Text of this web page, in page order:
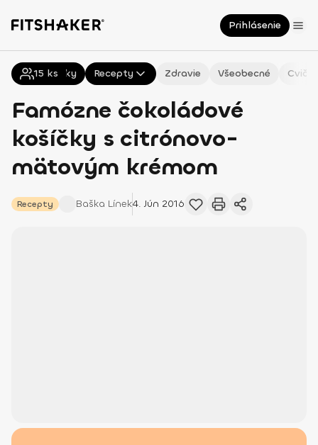
Prihlásenie
Všetky Recepty Zdravie Všeobecné
Famózne čokoládové
košíčky s citrónovo-
mätovým krémom
Recepty Baška Línek4. Jún 2016
15 ks